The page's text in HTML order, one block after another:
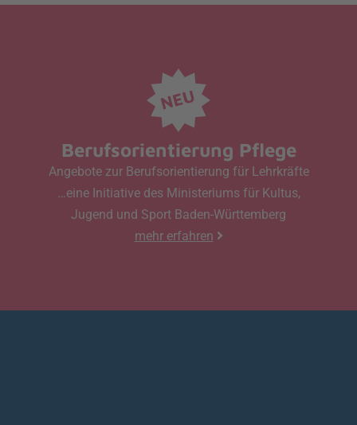
Berufsorientierung Pflege
Angebote zur Berufsorientierung für Lehrkräfte
…eine Initiative des Ministeriums für Kultus,
Jugend und Sport Baden-Württemberg
mehr erfahren